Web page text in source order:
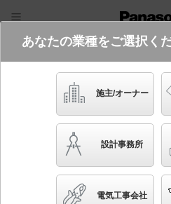
電気・建築設備（ビジネス）
照明器具検索
品番・キーワード
関連商品検索 LED（白
あなたの業種をご選択くだ
施主/オーナー
設計事務所
電気工事会社